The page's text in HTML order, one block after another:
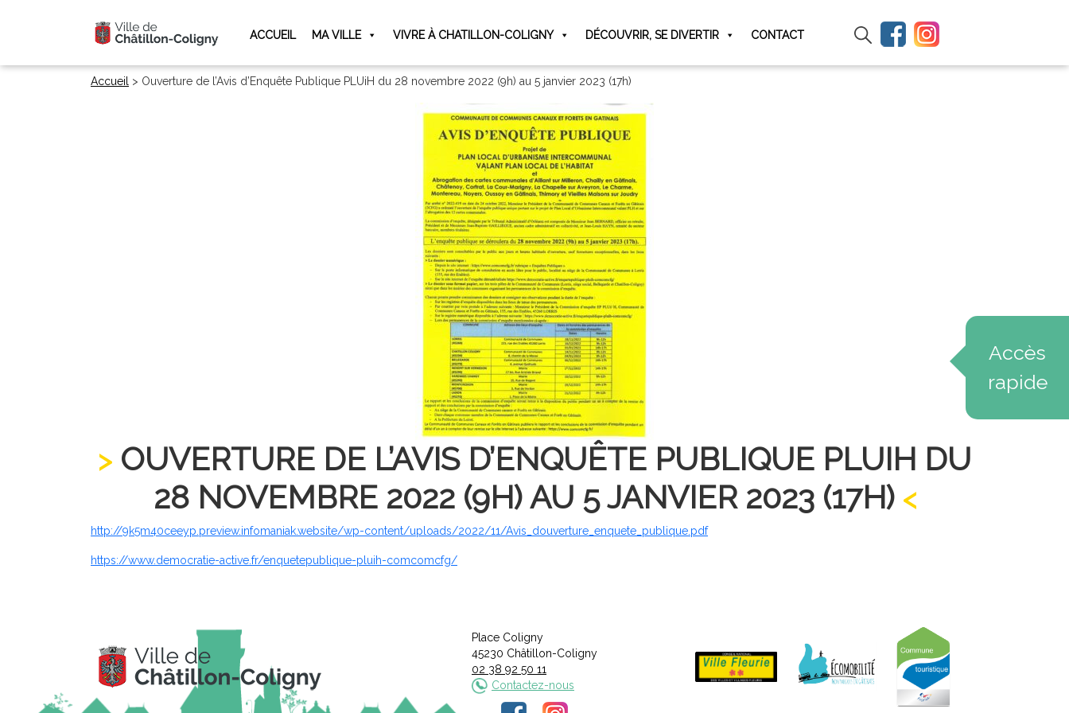
ACCUEIL MA VILLE VIVRE À CHATILLON-COLIGNY DÉCOUVRIR, SE DIVERTIR CONTACT
Accueil > Ouverture de l’Avis d’Enquête Publique PLUiH du 28 novembre 2022 (9h) au 5 janvier 2023 (17h)
OUVERTURE DE L’AVIS D’ENQUÊTE PUBLIQUE PLUIH DU
28 NOVEMBRE 2022 (9H) AU 5 JANVIER 2023 (17H)
http://9k5m40ceeyp.preview.infomaniak.website/wp-content/uploads/2022/11/Avis_douverture_enquete_publique.pdf
https://www.democratie-active.fr/enquetepublique-pluih-comcomcfg/
Place Coligny
45230 Châtillon-Coligny
02 38 92 50 11
Contactez-nous
Accès
rapide